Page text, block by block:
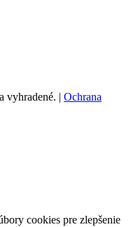
vyhradené. | Ochrana
cookies pre zlepšenie